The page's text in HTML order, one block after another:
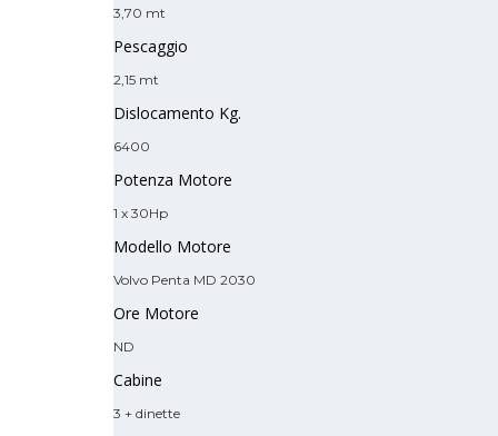
3,70 mt
Pescaggio
2,15 mt
Dislocamento Kg.
6400
Potenza Motore
1 x 30Hp
Modello Motore
Volvo Penta MD 2030
Ore Motore
ND
Cabine
3 + dinette